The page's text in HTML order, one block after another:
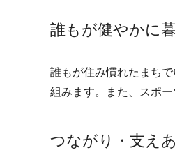
誰もが健やかに
誰もが住み慣れたまち
組みます。また、スポ
つながり・支え